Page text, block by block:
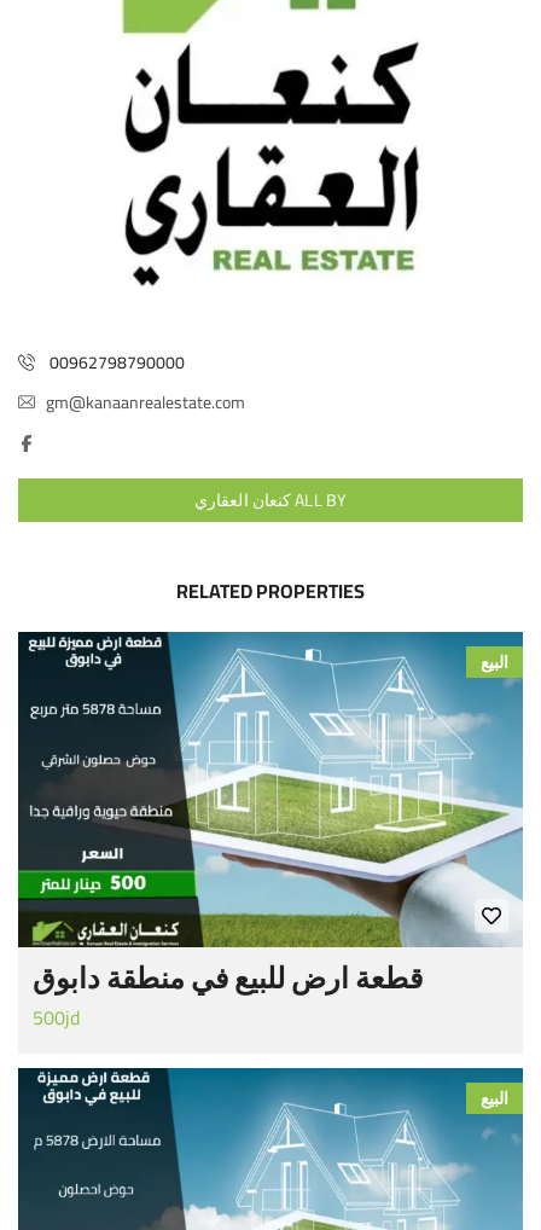
00962798790000
gm@kanaanrealestate.com
ALL BY كنعان العقاري
RELATED PROPERTIES
البيع
قطعة ارض للبيع في منطقة دابوق
500jd
البيع